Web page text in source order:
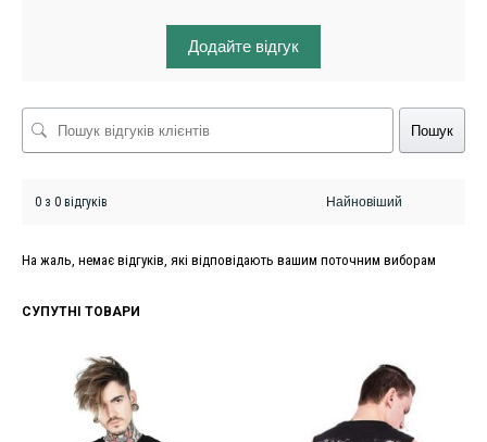
Додайте відгук
Пошук
0 з 0 відгуків
На жаль, немає відгуків, які відповідають вашим поточним виборам
СУПУТНІ ТОВАРИ